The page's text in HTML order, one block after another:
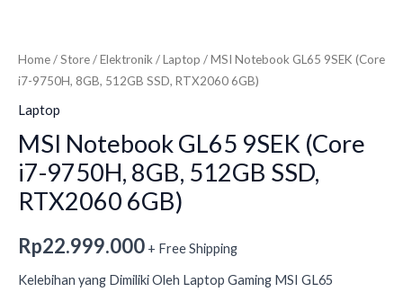
Home/Store/Elektronik/Laptop / MSI Notebook GL65 9SEK (Core
i7-9750H, 8GB, 512GB SSD, RTX2060 6GB)
Laptop
MSI Notebook GL65 9SEK (Core
i7-9750H, 8GB, 512GB SSD,
RTX2060 6GB)
Rp22.999.000 + Free Shipping
Kelebihan yang Dimiliki Oleh Laptop Gaming MSI GL65